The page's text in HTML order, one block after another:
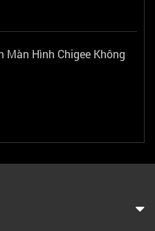
Màn Hình Chigee Không